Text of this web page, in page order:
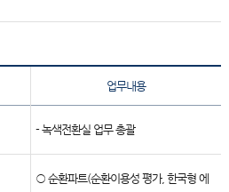
업무내용
- 녹색전환실 업무 총괄
○ 순환파트(순환이용성 평가, 한국형 에